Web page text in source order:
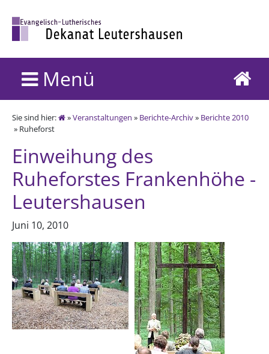
Menü
Sie sind hier: »Veranstaltungen » Berichte-Archiv» Berichte 2010
» Ruheforst
Einweihung des
Ruheforstes Frankenhöhe -
Leutershausen
Juni 10, 2010